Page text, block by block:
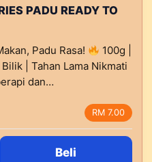
PADU READY TO
Padu Rasa!
100g |
| Tahan Lama Nikmati
dan…
RM 7.00
Beli